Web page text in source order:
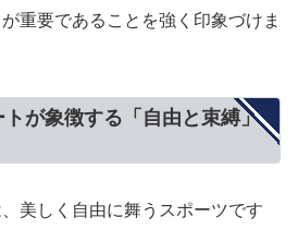
重要であることを強く印象づけま
が象徴する「自由と束縛」
美しく自由に舞うスポーツです